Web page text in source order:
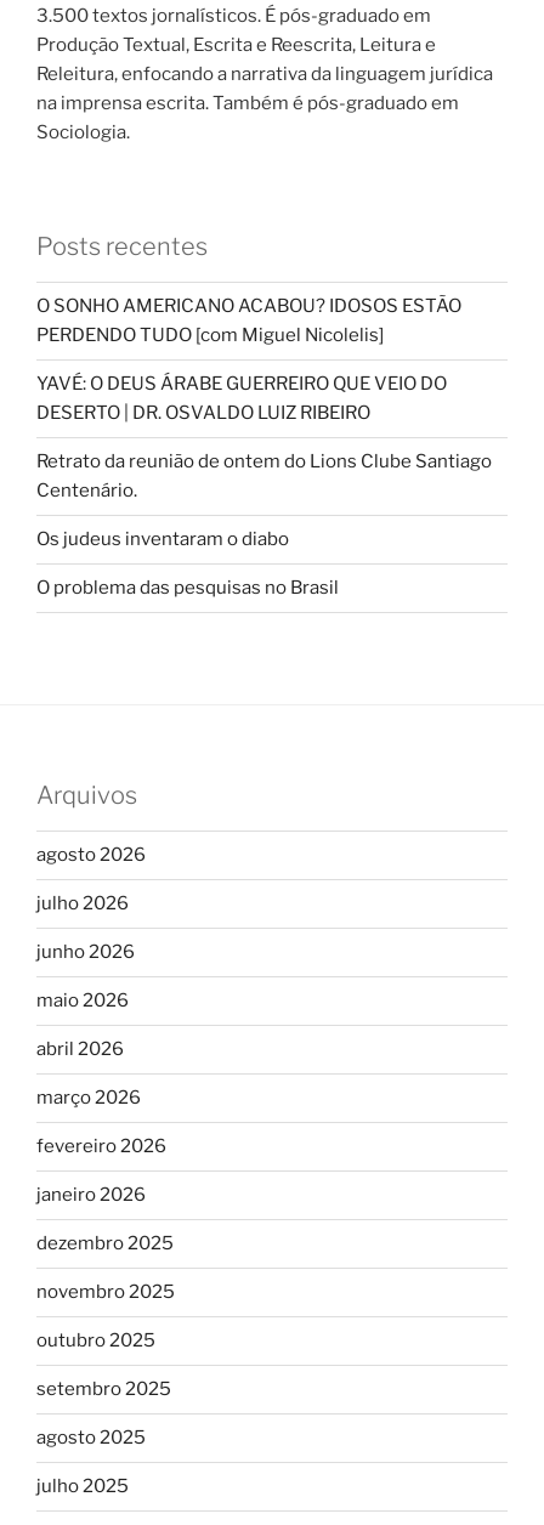
3.500 textos jornalísticos. É pós-graduado em
Produção Textual, Escrita e Reescrita, Leitura e
Releitura, enfocando a narrativa da linguagem jurídica
na imprensa escrita. Também é pós-graduado em
Sociologia.
Posts recentes
O SONHO AMERICANO ACABOU? IDOSOS ESTÃO
PERDENDO TUDO [com Miguel Nicolelis]
YAVÉ: O DEUS ÁRABE GUERREIRO QUE VEIO DO
DESERTO | DR. OSVALDO LUIZ RIBEIRO
Retrato da reunião de ontem do Lions Clube Santiago
Centenário.
Os judeus inventaram o diabo
O problema das pesquisas no Brasil
Arquivos
agosto 2026
julho 2026
junho 2026
maio 2026
abril 2026
março 2026
fevereiro 2026
janeiro 2026
dezembro 2025
novembro 2025
outubro 2025
setembro 2025
agosto 2025
julho 2025